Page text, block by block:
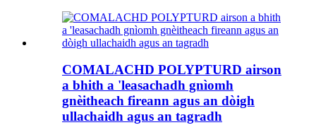
COMALACHD POLYPTURD airson
a bhith a 'leasachadh gnìomh
gnèitheach fireann agus an dòigh
ullachaidh agus an tagradh